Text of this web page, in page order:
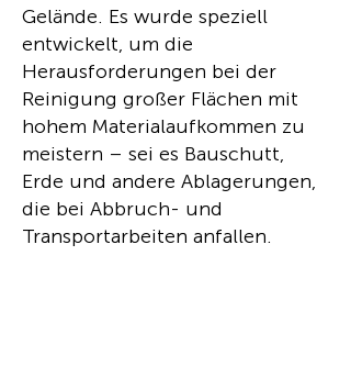
Gelände. Es wurde speziell
entwickelt, um die
Herausforderungen bei der
Reinigung großer Flächen mit
hohem Materialaufkommen zu
meistern – sei es Bauschutt,
Erde und andere Ablagerungen,
die bei Abbruch- und
Transportarbeiten anfallen.